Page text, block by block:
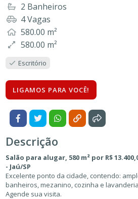
2 Banheiros
4 Vagas
580.00 m²
580.00 m²
Escritório
LIGAMOS PARA VOCÊ!
Descrição
Salão para alugar, 580 m² por R$
- Jaú/SP
Excelente ponto da cidade, contendo:
banheiros, mezanino, cozinha e
Agende sua visita.